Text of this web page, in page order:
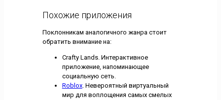
Похожие приложения
Поклонникам аналогичного жанра стоит
обратить внимание на:
Crafty Lands. Интерактивное
приложение, напоминающее
социальную сеть.
Roblox. Невероятный виртуальный
мир для воплощения самых смелых